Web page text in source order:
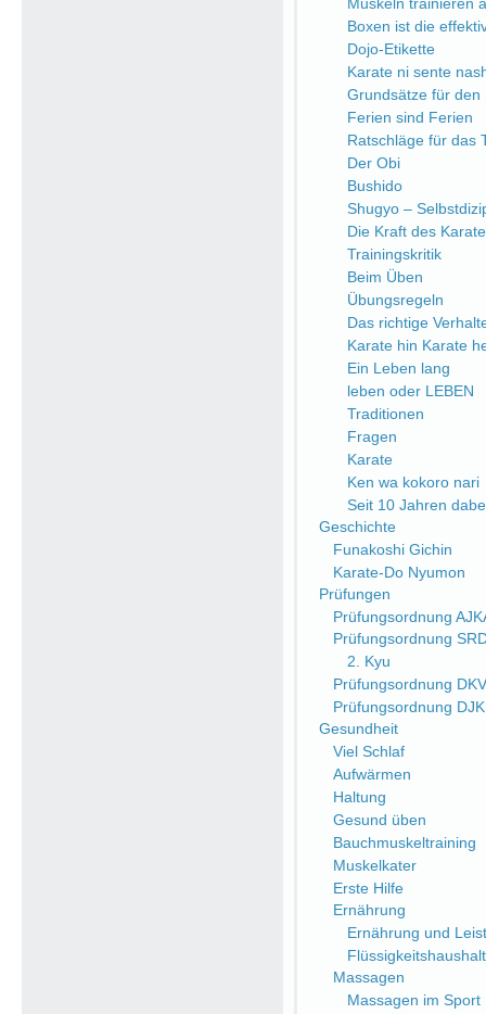
Boxen ist die
Dojo-Etikette
Karate ni sente
Grundsätze für den
Ferien sind Ferien
Ratschläge für das
Der Obi
Bushido
Shugyo –
Die Kraft des Karate
Trainingskritik
Beim Üben
Übungsregeln
Das richtige
Karate hin Karate
Ein Leben lang
leben oder LEBEN
Traditionen
Fragen
Karate
Ken wa kokoro nari
Seit 10 Jahren
Geschichte
Funakoshi Gichin
Karate-Do Nyumon
Prüfungen
Prüfungsordnung
Prüfungsordnung
2. Kyu
Prüfungsordnung DKV
Prüfungsordnung
Gesundheit
Viel Schlaf
Aufwärmen
Haltung
Gesund üben
Bauchmuskeltraining
Muskelkater
Erste Hilfe
Ernährung
Ernährung und
Flüssigkeitshaushalt
Massagen
Massagen im Sport